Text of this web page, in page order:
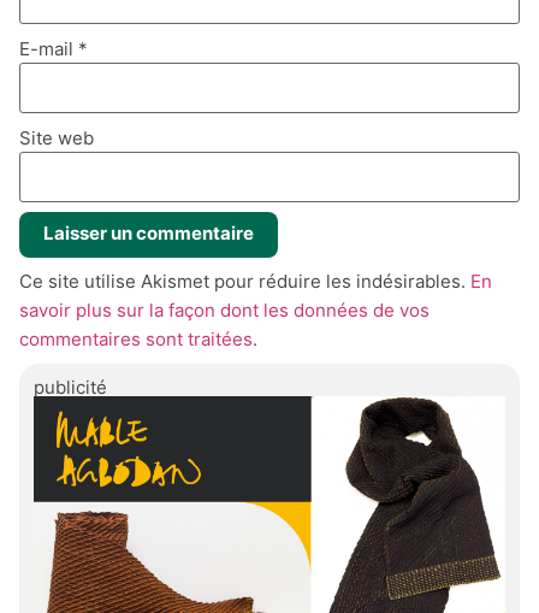
E-mail *
Site web
Ce site utilise Akismet pour réduire les indésirables. En
savoir plus sur la façon dont les données de vos
commentaires sont traitées.
publicité